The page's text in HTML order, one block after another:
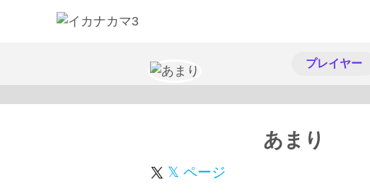
プレイヤー
あまり
𝕏 ページ